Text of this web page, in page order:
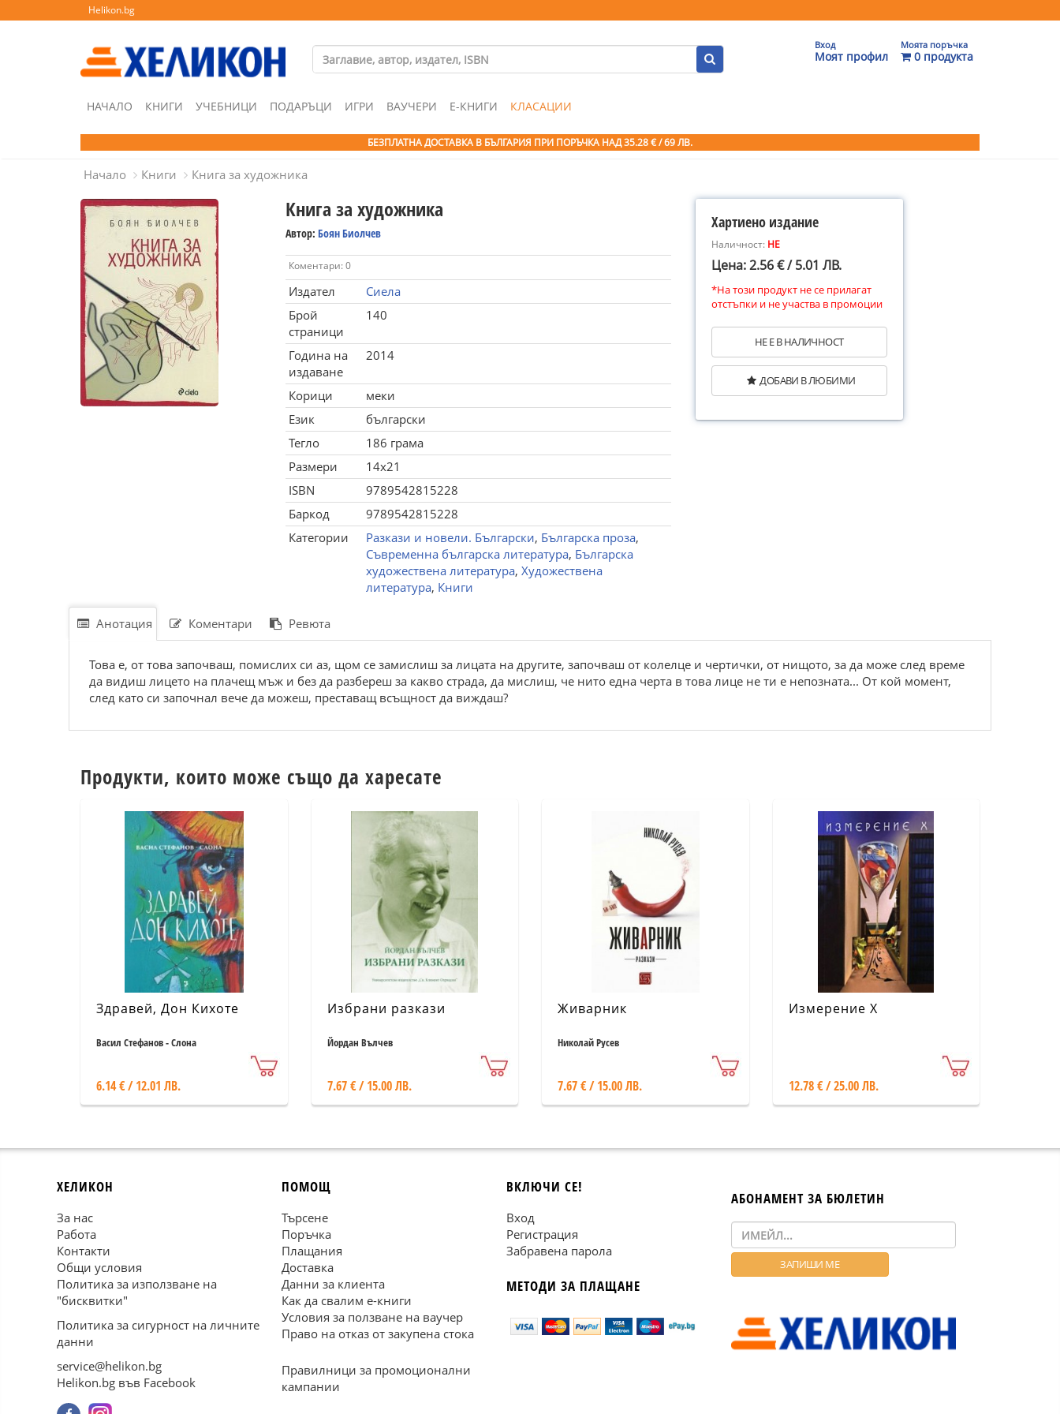
Helikon.bg
Вход
Моят профил
Моята поръчка
0 продукта
НАЧАЛО КНИГИ УЧЕБНИЦИ ПОДАРЪЦИ ИГРИ ВАУЧЕРИ Е-КНИГИ КЛАСАЦИИ
БЕЗПЛАТНА ДОСТАВКА В БЪЛГАРИЯ ПРИ ПОРЪЧКА НАД 35.28 € / 69 ЛВ.
Начало Книги Книга за художника
Книга за художника
Автор: Боян Биолчев
Коментари: 0
Издател
Сиела
Брой
страници
140
Година на
издаване
2014
Корици
меки
Език
български
Тегло
186 грама
Размери
14x21
ISBN
9789542815228
Баркод
9789542815228
Категории
Разкази и новели. Български, Българска проза,
Съвременна българска литература, Българска
художествена литература, Художествена
литература, Книги
Хартиено издание
Наличност: НЕ
Цена: 2.56 € / 5.01 ЛВ.
*На този продукт не се прилагат
отстъпки и не участва в промоции
НЕ Е В НАЛИЧНОСТ
ДОБАВИ В ЛЮБИМИ
Анотация Коментари Ревюта
Това е, от това започваш, помислих си аз, щом се замислиш за лицата на другите, започваш от колелце и чертички, от нищото, за да може след време
да видиш лицето на плачещ мъж и без да разбереш за какво страда, да мислиш, че нито една черта в това лице не ти е непозната... От кой момент,
след като си започнал вече да можеш, преставащ всъщност да виждаш?
Продукти, които може също да харесате
Здравей, Дон Кихоте
Васил Стефанов - Слона
6.14 € / 12.01 ЛВ.
Избрани разкази
Йордан Вълчев
7.67 € / 15.00 ЛВ.
Живарник
Николай Русев
7.67 € / 15.00 ЛВ.
Измерение Х
12.78 € / 25.00 ЛВ.
ХЕЛИКОН
За нас
Работа
Контакти
Общи условия
Политика за използване на
"бисквитки"
Политика за сигурност на личните
данни
service@helikon.bg
Helikon.bg във Facebook
ПОМОЩ
Търсене
Поръчка
Плащания
Доставка
Данни за клиента
Как да свалим е-книги
Условия за ползване на ваучер
Право на отказ от закупена стока
Правилници за промоционални
кампании
ВКЛЮЧИ СЕ!
Вход
Регистрация
Забравена парола
МЕТОДИ ЗА ПЛАЩАНЕ
АБОНАМЕНТ ЗА БЮЛЕТИН